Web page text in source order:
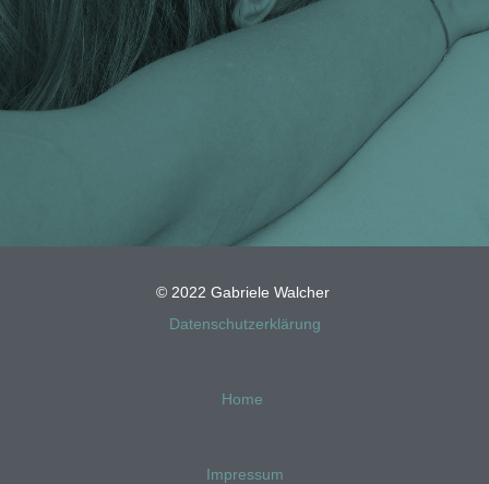
© 2022 Gabriele Walcher
Datenschutzerklärung
Home
Impressum